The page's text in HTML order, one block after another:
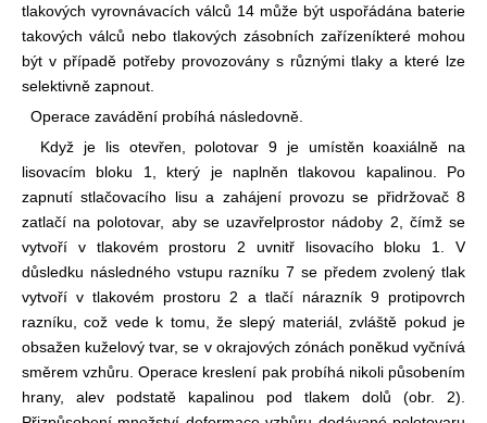
tlakových vyrovnávacích válců 14 může být uspořádána baterie
takových válců nebo tlakových zásobních zařízeníkteré mohou
být v případě potřeby provozovány s různými tlaky a které lze
selektivně zapnout.
Operace zavádění probíhá následovně.
Když je lis otevřen, polotovar 9 je umístěn koaxiálně na
lisovacím bloku 1, který je naplněn tlakovou kapalinou. Po
zapnutí stlačovacího lisu a zahájení provozu se přidržovač 8
zatlačí na polotovar, aby se uzavřelprostor nádoby 2, čímž se
vytvoří v tlakovém prostoru 2 uvnitř lisovacího bloku 1. V
důsledku následného vstupu razníku 7 se předem zvolený tlak
vytvoří v tlakovém prostoru 2 a tlačí nárazník 9 protipovrch
razníku, což vede k tomu, že slepý materiál, zvláště pokud je
obsažen kuželový tvar, se v okrajových zónách poněkud vyčnívá
směrem vzhůru. Operace kreslení pak probíhá nikoli působením
hrany, alev podstatě kapalinou pod tlakem dolů (obr. 2).